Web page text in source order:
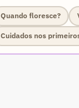
Quando floresce?
Cuidados nos